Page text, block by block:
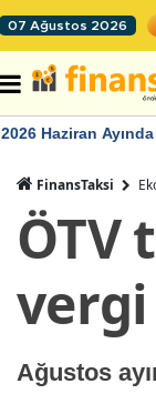
07 Ağustos 2026
2026 Haziran
FinansTaksi
ÖTV
Ağustos